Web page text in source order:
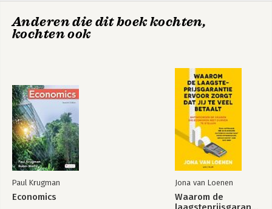
De 5 soorten
rijkdom
Bekijk alle boeken
Anderen die dit boek kochten,
kochten ook
Paul Krugman
Economics
Jona van Loenen
Waarom de